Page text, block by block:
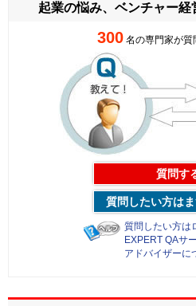
起業の悩み、ベンチャー経
300 名の専門家が質
質問す
質問したい方は
質問したい方は
EXPERT QAサ
アドバイザーに